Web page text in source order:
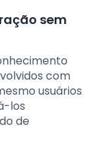
sem
com
usuários
los
de